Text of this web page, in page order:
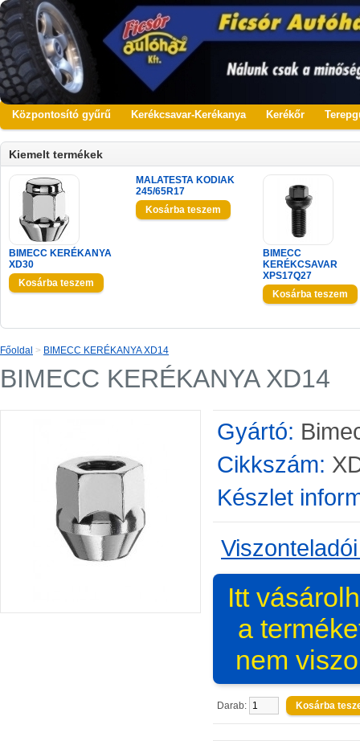
Központosító gyűrű Kerékcsavar-Kerékanya Kerékőr
Kiemelt termékek
BIMECC KERÉKANYA
XD30
MALATESTA KODIAK
245/65R17
BIMECC
KERÉKCSAVAR
XPS17Q27
Főoldal > BIMECC KERÉKANYA XD14
BIMECC KERÉKANYA XD14
Gyártó:
Cikkszám:
Készlet
Itt
a
nem
Darab: